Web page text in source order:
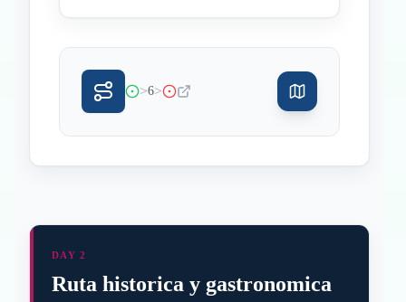
>6>
DAY 2
Ruta historica y gastronomica